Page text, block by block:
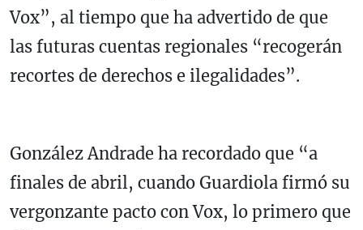
Vox”, al tiempo que ha advertido de que
las futuras cuentas regionales “recogerán
recortes de derechos e ilegalidades”.
González Andrade ha recordado que “a
finales de abril, cuando Guardiola firmó su
vergonzante pacto con Vox, lo primero que